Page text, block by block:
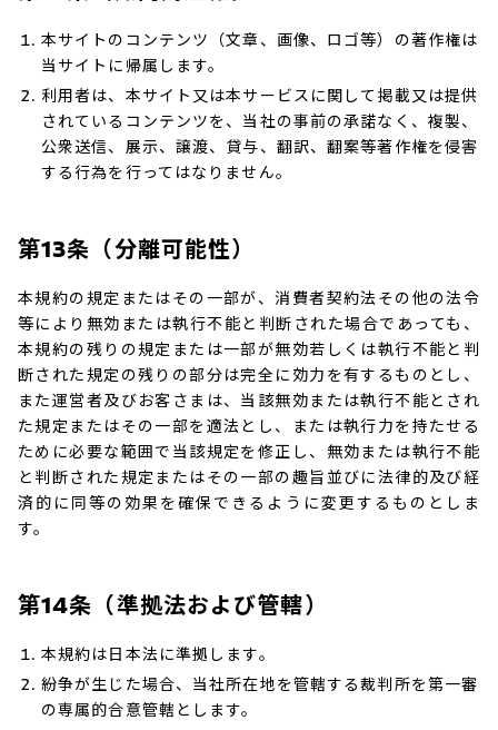
本サイトのコンテンツ（文章、画像、ロゴ等）の著作権は
当サイトに帰属します。
利用者は、本サイト又は本サービスに関して掲載又は提供
されているコンテンツを、当社の事前の承諾なく、複製、
公衆送信、展示、譲渡、貸与、翻訳、翻案等著作権を侵害
する行為を行ってはなりません。
第13条（分離可能性）
本規約の規定またはその一部が、消費者契約法その他の法令
等により無効または執行不能と判断された場合であっても、
本規約の残りの規定または一部が無効若しくは執行不能と判
断された規定の残りの部分は完全に効力を有するものとし、
また運営者及びお客さまは、当該無効または執行不能とされ
た規定またはその一部を適法とし、または執行力を持たせる
ために必要な範囲で当該規定を修正し、無効または執行不能
と判断された規定またはその一部の趣旨並びに法律的及び経
済的に同等の効果を確保できるように変更するものとしま
す。
第14条（準拠法および管轄）
本規約は日本法に準拠します。
紛争が生じた場合、当社所在地を管轄する裁判所を第一審
の専属的合意管轄とします。